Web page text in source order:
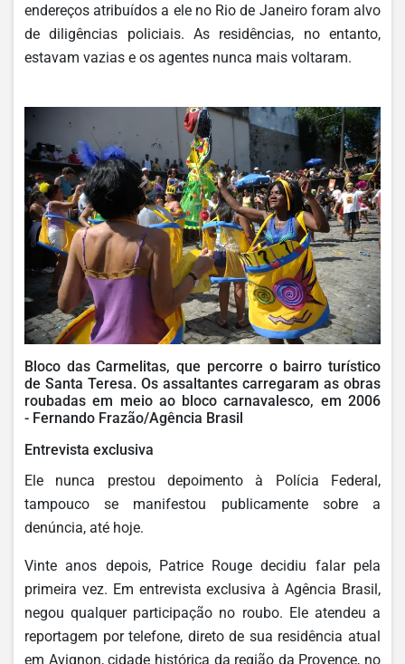
endereços atribuídos a ele no Rio de Janeiro foram alvo
de diligências policiais. As residências, no entanto,
estavam vazias e os agentes nunca mais voltaram.
Bloco das Carmelitas, que percorre o bairro turístico
de Santa Teresa. Os assaltantes carregaram as obras
roubadas em meio ao bloco carnavalesco, em 2006
- Fernando Frazão/Agência Brasil
Entrevista exclusiva
Ele nunca prestou depoimento à Polícia Federal,
tampouco se manifestou publicamente sobre a
denúncia, até hoje.
Vinte anos depois, Patrice Rouge decidiu falar pela
primeira vez. Em entrevista exclusiva à Agência Brasil,
negou qualquer participação no roubo. Ele atendeu a
reportagem por telefone, direto de sua residência atual
em Avignon, cidade histórica da região da Provence, no